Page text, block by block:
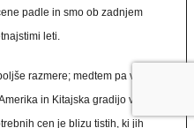
padle in smo ob zadnjem
leti.
razmere; medtem pa v svetu
in Kitajska gradijo v
cen je blizu tistih, ki jih